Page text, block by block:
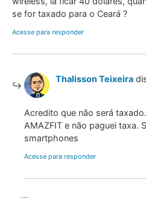
se for taxado para o Ceará ?
Acesse para responder
Thalisson Teixeira
Acredito que não será
AMAZFIT e não paguei taxa.
smartphones
Acesse para responder